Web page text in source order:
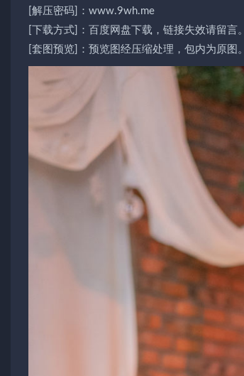
[解压密码]：www.9wh.me
[下载方式]：百度网盘下载，链接失效请留言。
[套图预览]：预览图经压缩处理，包内为原图。